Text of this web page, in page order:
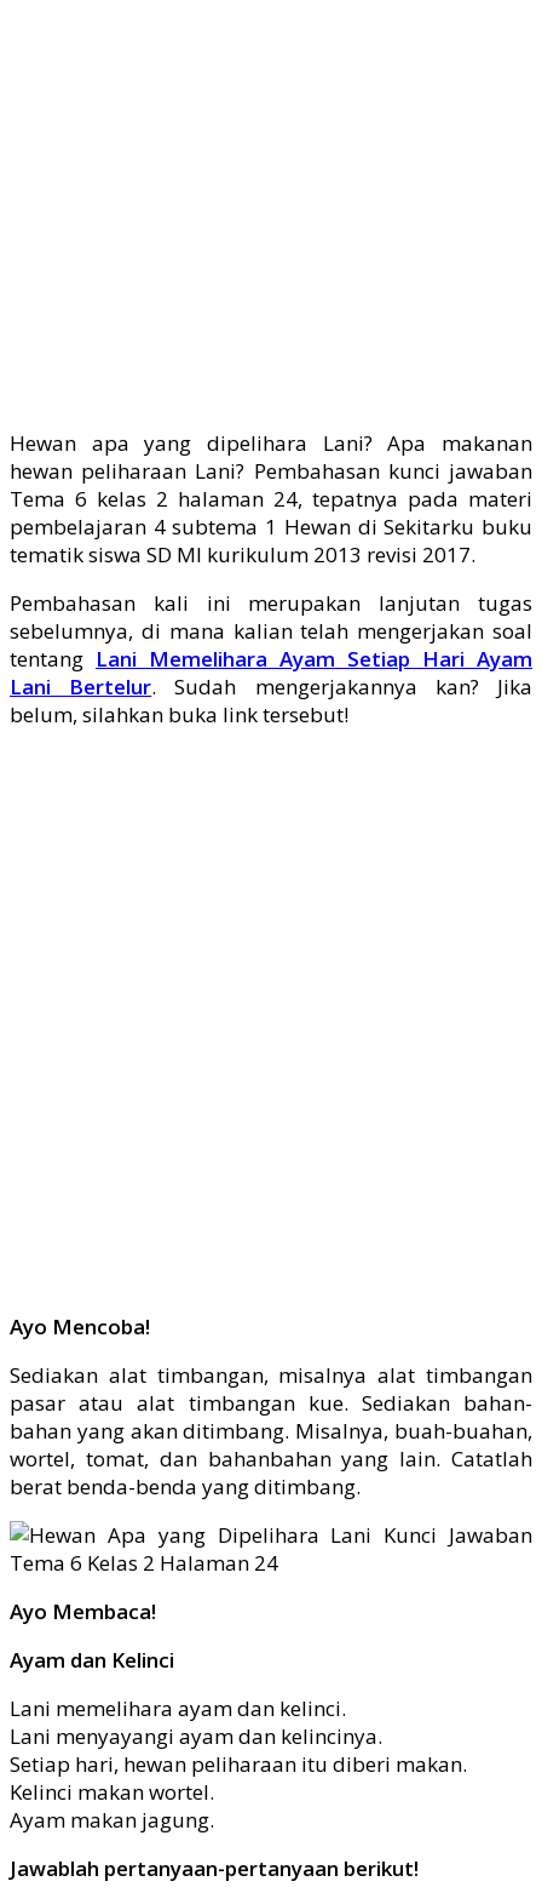
Hewan apa yang dipelihara Lani? Apa makanan
hewan peliharaan Lani? Pembahasan kunci jawaban
Tema 6 kelas 2 halaman 24, tepatnya pada materi
pembelajaran 4 subtema 1 Hewan di Sekitarku buku
tematik siswa SD MI kurikulum 2013 revisi 2017.
Pembahasan kali ini merupakan lanjutan tugas
sebelumnya, di mana kalian telah mengerjakan soal
tentang Lani Memelihara Ayam Setiap Hari Ayam
Lani Bertelur. Sudah mengerjakannya kan? Jika
belum, silahkan buka link tersebut!
Ayo Mencoba!
Sediakan alat timbangan, misalnya alat timbangan
pasar atau alat timbangan kue. Sediakan bahan-
bahan yang akan ditimbang. Misalnya, buah-buahan,
wortel, tomat, dan bahanbahan yang lain. Catatlah
berat benda-benda yang ditimbang.
Ayo Membaca!
Ayam dan Kelinci
Lani memelihara ayam dan kelinci.
Lani menyayangi ayam dan kelincinya.
Setiap hari, hewan peliharaan itu diberi makan.
Kelinci makan wortel.
Ayam makan jagung.
Jawablah pertanyaan-pertanyaan berikut!